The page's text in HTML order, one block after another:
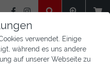
verwendet. Einige
während es uns andere
auf unserer Webseite zu